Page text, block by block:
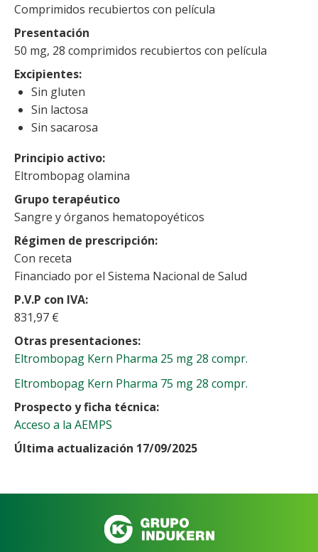
Comprimidos recubiertos con película
Presentación
50 mg, 28 comprimidos recubiertos con película
Excipientes
Sin gluten
Sin lactosa
Sin sacarosa
Principio activo
Eltrombopag olamina
Grupo terapéutico
Sangre y órganos hematopoyéticos
Régimen de prescripción
Con receta
Financiado por el Sistema Nacional de Salud
P.V.P con IVA
831,97 €
Otras presentaciones
Eltrombopag Kern Pharma 25 mg 28 compr.
Eltrombopag Kern Pharma 75 mg 28 compr.
Prospecto y ficha técnica
Acceso a la AEMPS
Última actualización 17/09/2025